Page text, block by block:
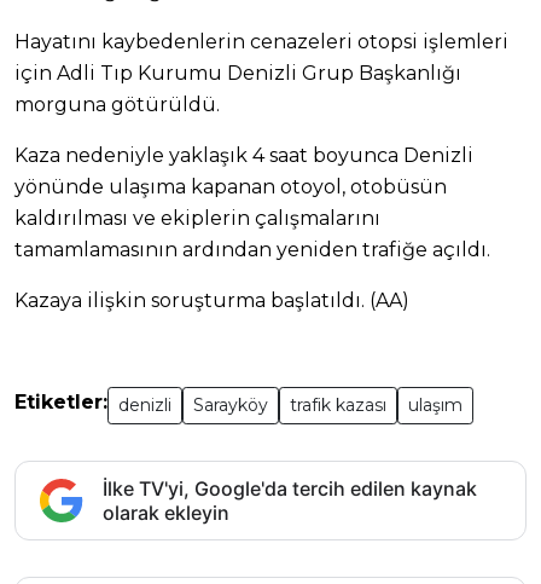
Hayatını kaybedenlerin cenazeleri otopsi işlemleri
için Adli Tıp Kurumu Denizli Grup Başkanlığı
morguna götürüldü.
Kaza nedeniyle yaklaşık 4 saat boyunca Denizli
yönünde ulaşıma kapanan otoyol, otobüsün
kaldırılması ve ekiplerin çalışmalarını
tamamlamasının ardından yeniden trafiğe açıldı.
Kazaya ilişkin soruşturma başlatıldı. (AA)
Etiketler: denizli Sarayköy trafik kazası ulaşım
İlke TV'yi, Google'da tercih edilen kaynak
olarak ekleyin